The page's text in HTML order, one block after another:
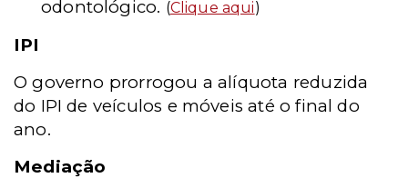
odontológico. (Clique aqui)
IPI
O governo prorrogou a alíquota reduzida
do IPI de veículos e móveis até o final do
ano.
Mediação